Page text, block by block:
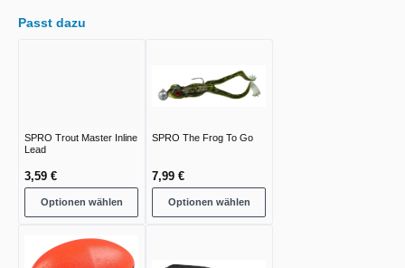
Passt dazu
SPRO Trout Master Inline
Lead
3,59 €
Optionen wählen
SPRO The Frog To Go
7,99 €
Optionen wählen